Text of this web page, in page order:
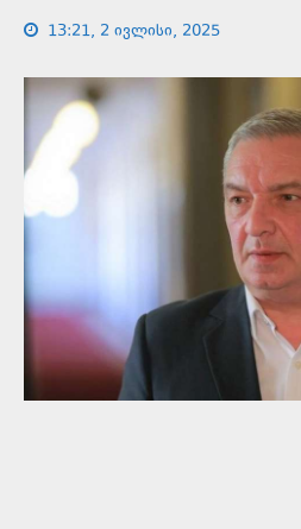
13:21, 2 ივლისი, 2025